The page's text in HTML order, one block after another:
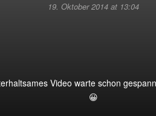
19. Oktober 2014 at 13:04
Video warte schon
😀